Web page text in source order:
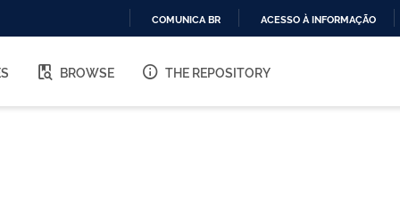
O
COMUNICA BR ACESSO À INFORMAÇÃO
BROWSE THE REPOSITORY